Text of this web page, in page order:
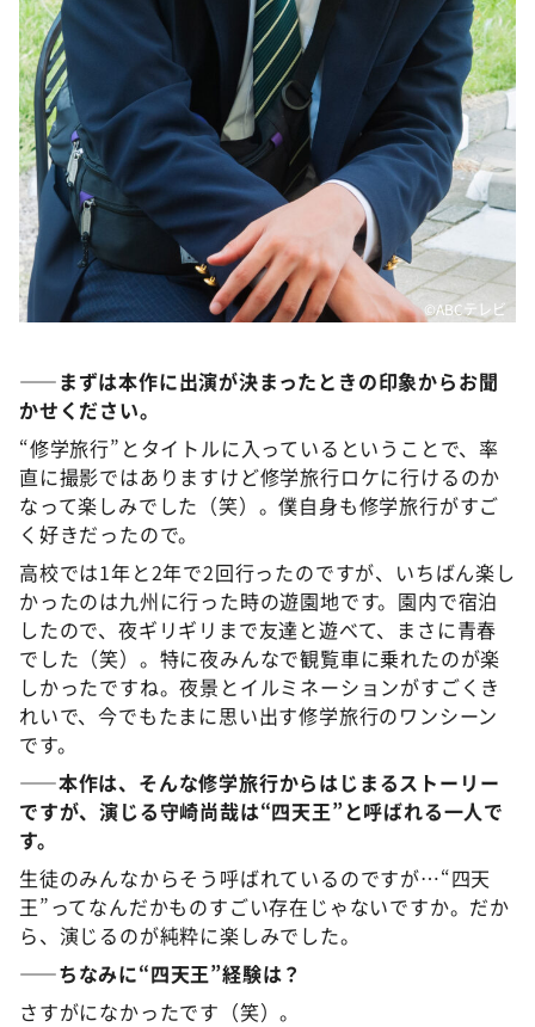
©️ABCテレビ
――まずは本作に出演が決まったときの印象からお聞
かせください。
“修学旅行”とタイトルに入っているということで、率
直に撮影ではありますけど修学旅行ロケに行けるのか
なって楽しみでした（笑）。僕自身も修学旅行がすご
く好きだったので。
高校では1年と2年で2回行ったのですが、いちばん楽し
かったのは九州に行った時の遊園地です。園内で宿泊
したので、夜ギリギリまで友達と遊べて、まさに青春
でした（笑）。特に夜みんなで観覧車に乗れたのが楽
しかったですね。夜景とイルミネーションがすごくき
れいで、今でもたまに思い出す修学旅行のワンシーン
です。
――本作は、そんな修学旅行からはじまるストーリー
ですが、演じる守崎尚哉は“四天王”と呼ばれる一人で
す。
生徒のみんなからそう呼ばれているのですが…“四天
王”ってなんだかものすごい存在じゃないですか。だか
ら、演じるのが純粋に楽しみでした。
――ちなみに“四天王”経験は？
さすがになかったです（笑）。